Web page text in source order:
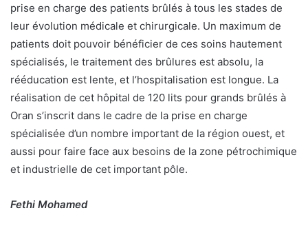
prise en charge des patients brûlés à tous les stades de
leur évolution médicale et chirurgicale. Un maximum de
patients doit pouvoir bénéficier de ces soins hautement
spécialisés, le traitement des brûlures est absolu, la
rééducation est lente, et l’hospitalisation est longue. La
réalisation de cet hôpital de 120 lits pour grands brûlés à
Oran s’inscrit dans le cadre de la prise en charge
spécialisée d’un nombre important de la région ouest, et
aussi pour faire face aux besoins de la zone pétrochimique
et industrielle de cet important pôle.
Fethi Mohamed